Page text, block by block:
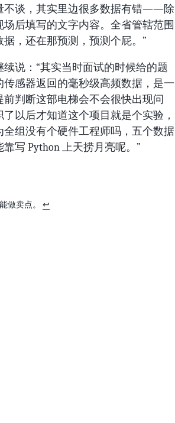
谈，其实里边很多数据有错——除
后填写的文字内容。全省管辖范围
，还在那预测，预测个屁。”
说：“其实当时面试的时候给的题
感器返回的毫秒级高频数据，是一
判断这部电梯会不会很快出现问
以后才知道这个项目就是个实验，
组没有个硬件工程师吗，五个数据
写 Python 上天捞月亮呢。”
做卖点。 ↩